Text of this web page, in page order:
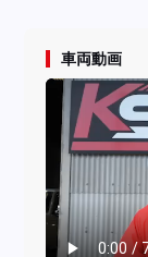
車両動画